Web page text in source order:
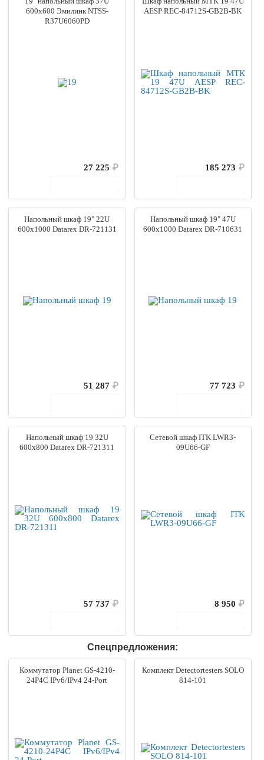
600x600 Эмилинк NTSS-
R37U6060PD
27 225 ₽
AESP REC-84712S-GB2B-BK
185 273 ₽
Напольный шкаф 19" 22U
600х1000 Datarex DR-721131
51 287 ₽
Напольный шкаф 19" 47U
600х1000 Datarex DR-710631
77 723 ₽
Напольный шкаф 19 32U
600х800 Datarex DR-721311
57 737 ₽
Сетевой шкаф ITK LWR3-
09U66-GF
8 950 ₽
Спецпредложения:
Коммутатор Planet GS-4210-
24P4C IPv6/IPv4 24-Port
Комплект Detectortesters SOLO
814-101